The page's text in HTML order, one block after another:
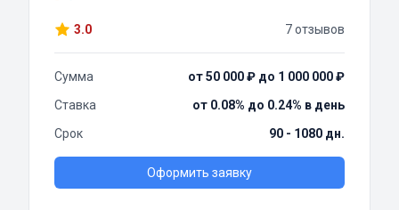
3.0 7 отзывов
Сумма
от 50 000 ₽ до 1 000 000 ₽
Ставка
от 0.08% до 0.24% в день
Срок
90 - 1080 дн.
Оформить заявку